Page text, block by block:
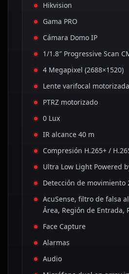
Hikvision
Gama PRO
Cámara Domo IP
1/1.8″ Progressive Scan
4 Megapixel (2688×1520)
Lente varifocal
PTRZ motorizado
0 Lux
IR alcance 40 m
Compresión H.265+ /
Ultra Low Light Powered
Detección de movimiento
AcuSense, filtro de falsa
Área, Región de Entrada,
Face Capture
Alarmas
Audio